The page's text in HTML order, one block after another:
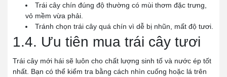
Trái cây chín đúng độ thường có mùi thơm đặc trưng,
vỏ mềm vừa phải.
Tránh chọn trái cây quá chín vì dễ bị nhũn, mất độ tươi.
1.4. Ưu tiên mua trái cây tươi
Trái cây mới hái sẽ luôn cho chất lượng sinh tố và nước ép tốt
nhất. Bạn có thể kiểm tra bằng cách nhìn cuống hoặc lá trên